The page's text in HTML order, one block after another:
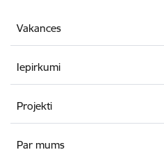
Vakances
Iepirkumi
Projekti
Par mums